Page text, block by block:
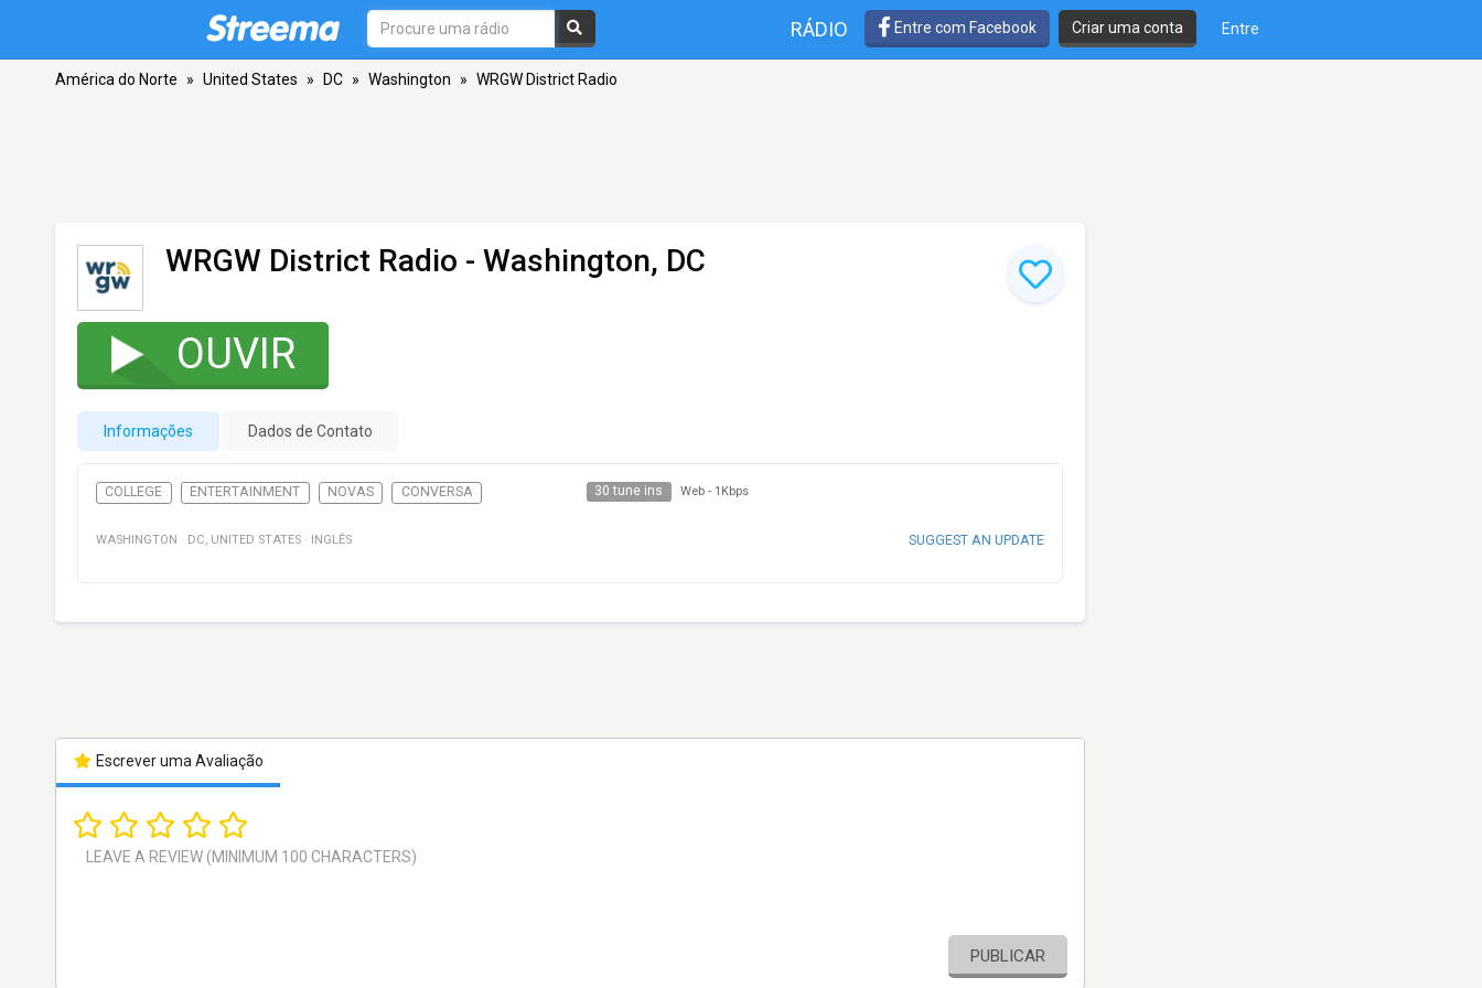
RÁDIO Entre com Facebook Criar uma conta Entre
América do Norte » United States » DC » Washington » WRGW District Radio
WRGW District Radio - Washington, DC
OUVIR
Informações Dados de Contato
COLLEGE ENTERTAINMENT NOVAS CONVERSA 30 tune ins Web - 1Kbps
WASHINGTON · DC, UNITED STATES · INGLÊS SUGGEST AN UPDATE
Escrever uma Avaliação
PUBLICAR